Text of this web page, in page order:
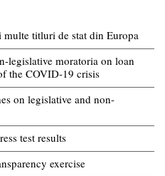
titluri de stat din Europa
legislative moratoria on loan
the COVID-19 crisis
on legislative and non-
test results
exercise